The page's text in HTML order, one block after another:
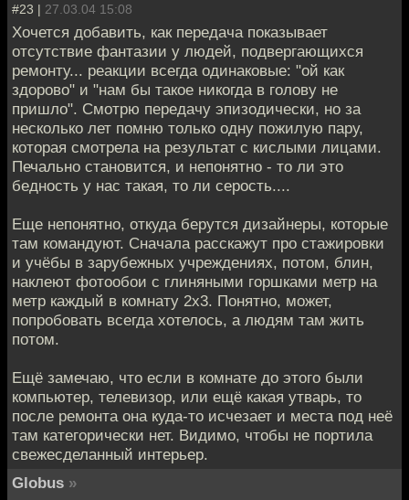
#23 | 27.03.04 15:08
Хочется добавить, как передача показывает
отсутствие фантазии у людей, подвергающихся
ремонту... реакции всегда одинаковые: "ой как
здорово" и "нам бы такое никогда в голову не
пришло". Смотрю передачу эпизодически, но за
несколько лет помню только одну пожилую пару,
которая смотрела на результат с кислыми лицами.
Печально становится, и непонятно - то ли это
бедность у нас такая, то ли серость....
Еще непонятно, откуда берутся дизайнеры, которые
там командуют. Сначала расскажут про стажировки
и учёбы в зарубежных учреждениях, потом, блин,
наклеют фотообои с глиняными горшками метр на
метр каждый в комнату 2х3. Понятно, может,
попробовать всегда хотелось, а людям там жить
потом.
Ещё замечаю, что если в комнате до этого были
компьютер, телевизор, или ещё какая утварь, то
после ремонта она куда-то исчезает и места под неё
там категорически нет. Видимо, чтобы не портила
свежесделанный интерьер.
Globus »